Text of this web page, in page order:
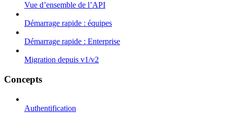
Vue d’ensemble de l’API
Démarrage rapide : équipes
Démarrage rapide : Enterprise
Migration depuis v1/v2
Concepts
Authentification